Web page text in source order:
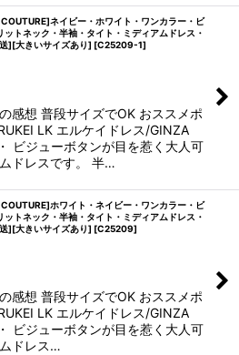
ネイビー・ホワイト・ワンカラー・ビ
ットネック・半袖・タイト・ミディアムドレス・
][大きいサイズあり] [C25209-1]
感想 普段サイズでOK おススメポ
LK エルケイドレス/GINZA
ビジューボタンが目を惹く大人可
ドレスです。 半…
ホワイト・ネイビー・ワンカラー・ビ
ットネック・半袖・タイト・ミディアムドレス・
][大きいサイズあり] [C25209]
感想 普段サイズでOK おススメポ
LK エルケイドレス/GINZA
ビジューボタンが目を惹く大人可
ドレス…